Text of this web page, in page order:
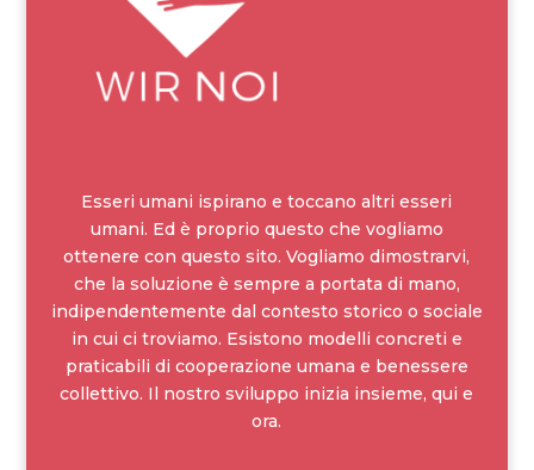
Esseri umani ispirano e toccano altri esseri
umani. Ed è proprio questo che vogliamo
ottenere con questo sito. Vogliamo dimostrarvi,
che la soluzione è sempre a portata di mano,
indipendentemente dal contesto storico o sociale
in cui ci troviamo. Esistono modelli concreti e
praticabili di cooperazione umana e benessere
collettivo. Il nostro sviluppo inizia insieme, qui e
ora.